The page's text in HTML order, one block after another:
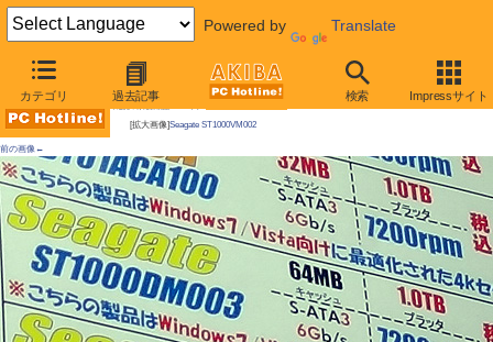
Powered by Translate
カテゴリ 過去記事 検索 Impressサイト
AKIBA PC Hotline!
[拡大画像]Seagate ST1000VM002
前の画像←